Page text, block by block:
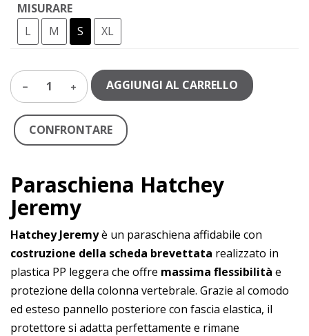
MISURARE
L
M S XL
1 AGGIUNGI AL CARRELLO
CONFRONTARE
Paraschiena Hatchey
Jeremy
Hatchey Jeremyè un paraschiena affidabile con
costruzione della scheda brevettata realizzato in
plastica PP leggera che offre massima flessibilità e
protezione della colonna vertebrale. Grazie al comodo
ed esteso pannello posteriore con fascia elastica, il
protettore si adatta perfettamente e rimane